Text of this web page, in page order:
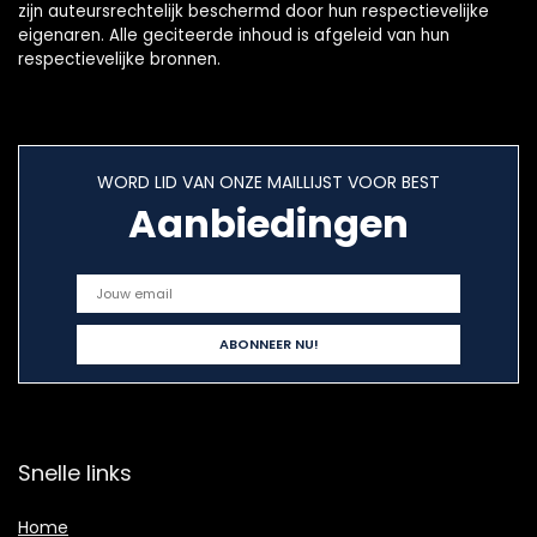
zijn auteursrechtelijk beschermd door hun respectievelijke
eigenaren. Alle geciteerde inhoud is afgeleid van hun
respectievelijke bronnen.
WORD LID VAN ONZE MAILLIJST VOOR BEST
Aanbiedingen
Snelle links
Home